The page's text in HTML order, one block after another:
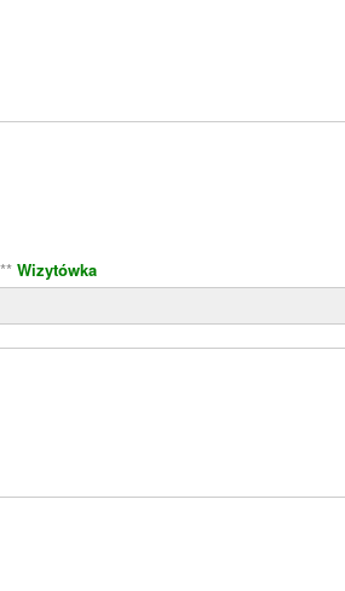
Wizytówka